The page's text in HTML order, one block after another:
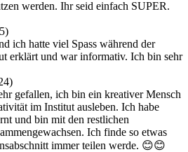
werden. Ihr seid einfach SUPER.
ich hatte viel Spass während der
erklärt und war informativ. Ich bin sehr
gefallen, ich bin ein kreativer Mensch
im Institut ausleben. Ich habe
und bin mit den restlichen
Ich finde so etwas
immer teilen werde. 😊😊